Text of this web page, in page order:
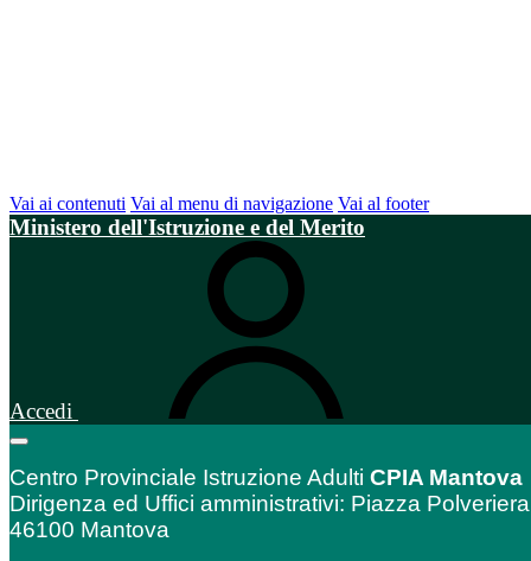
Vai ai contenuti Vai al menu di navigazione Vai al footer
Ministero dell'Istruzione e del Merito
Accedi
Centro Provinciale Istruzione Adulti CPIA Mantova
Dirigenza ed Uffici amministrativi: Piazza
46100 Mantova